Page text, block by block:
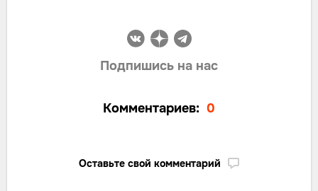
Подпишись на нас
Комментариев: 0
Оставьте свой комментарий